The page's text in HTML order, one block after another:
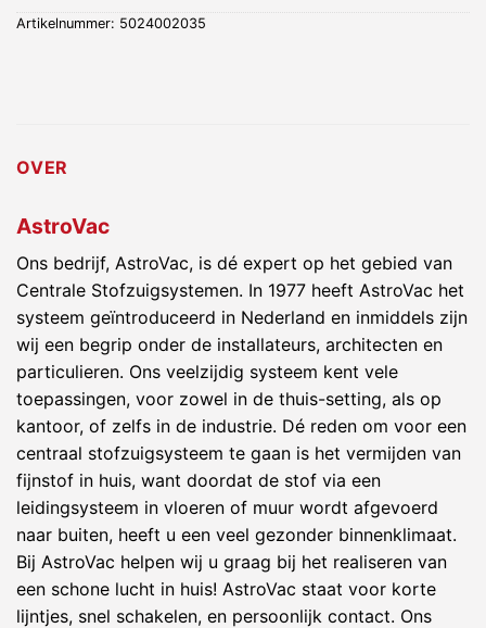
Artikelnummer: 5024002035
OVER
AstroVac
Ons bedrijf, AstroVac, is dé expert op het gebied van
Centrale Stofzuigsystemen. In 1977 heeft AstroVac het
systeem geïntroduceerd in Nederland en inmiddels zijn
wij een begrip onder de installateurs, architecten en
particulieren. Ons veelzijdig systeem kent vele
toepassingen, voor zowel in de thuis-setting, als op
kantoor, of zelfs in de industrie. Dé reden om voor een
centraal stofzuigsysteem te gaan is het vermijden van
fijnstof in huis, want doordat de stof via een
leidingsysteem in vloeren of muur wordt afgevoerd
naar buiten, heeft u een veel gezonder binnenklimaat.
Bij AstroVac helpen wij u graag bij het realiseren van
een schone lucht in huis! AstroVac staat voor korte
lijntjes, snel schakelen, en persoonlijk contact. Ons